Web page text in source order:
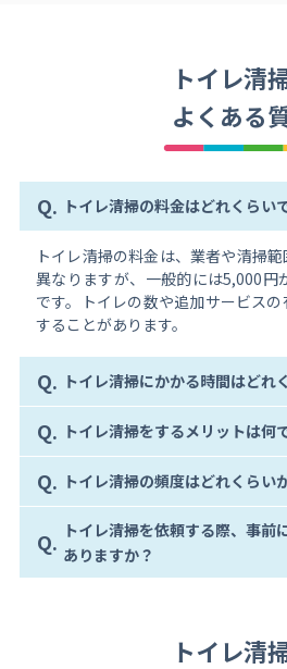
トイレ清
よくある
Q. トイレ清掃の料金はどれくらい
トイレ清掃の料金は、業者や清掃
異なりますが、一般的には5,000円
です。トイレの数や追加サービス
することがあります。
Q. トイレ清掃にかかる時間はどれ
Q. トイレ清掃をするメリットは何
Q. トイレ清掃の頻度はどれくらい
Q. トイレ清掃を依頼する際、事前
ありますか？
トイレ清